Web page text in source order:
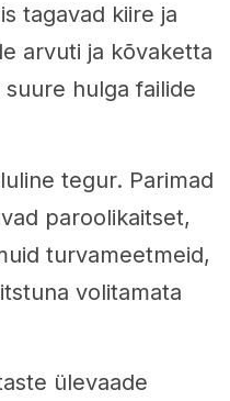
tagavad kiire ja
arvuti ja kõvaketta
hulga failide
tegur. Parimad
paroolikaitset,
turvameetmeid,
volitamata
ülevaade